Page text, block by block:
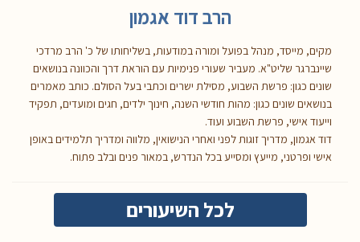
הרב דוד אגמון
מקים, מייסד, מנהל בפועל ומורה במודעות, בשליחותו של כ' הרב מרדכי
שיינברגר שליט"א. מעביר שעורי פנימיות עם הוראת דרך והכוונה בנושאים
שונים כגון: פרשת השבוע, מסילת ישרים וכתבי בעל הסולם. כותב מאמרים
בנושאים שונים כגון: מהות חודשי השנה, חינוך ילדים, חגים ומועדים, תפקיד
וייעוד אישי, פרשת השבוע ועוד.
דוד אגמון, מדריך זוגות לפני ואחרי הנישואין, מלווה ומדריך תלמידים באופן
אישי ופרטני, מייעץ ומסייע בכל הנדרש, במאור פנים ובלב פתוח.
לכל השיעורים